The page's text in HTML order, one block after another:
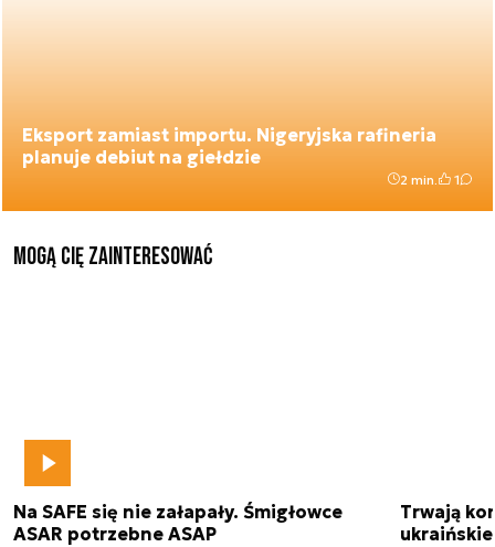
Eksport zamiast importu. Nigeryjska rafineria
planuje debiut na giełdzie
2 min. 1
Mogą Cię zainteresować
Na SAFE się nie załapały. Śmigłowce
ASAR potrzebne ASAP
Trwają